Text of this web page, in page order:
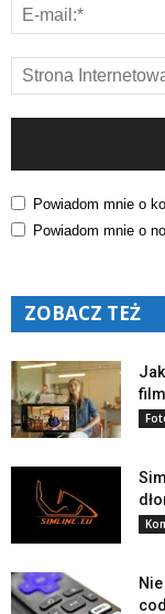
Powiadom mnie o
Powiadom mnie o
ZOBACZ TEŻ